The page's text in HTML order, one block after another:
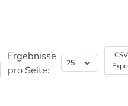
Ergebnisse
pro Seite: